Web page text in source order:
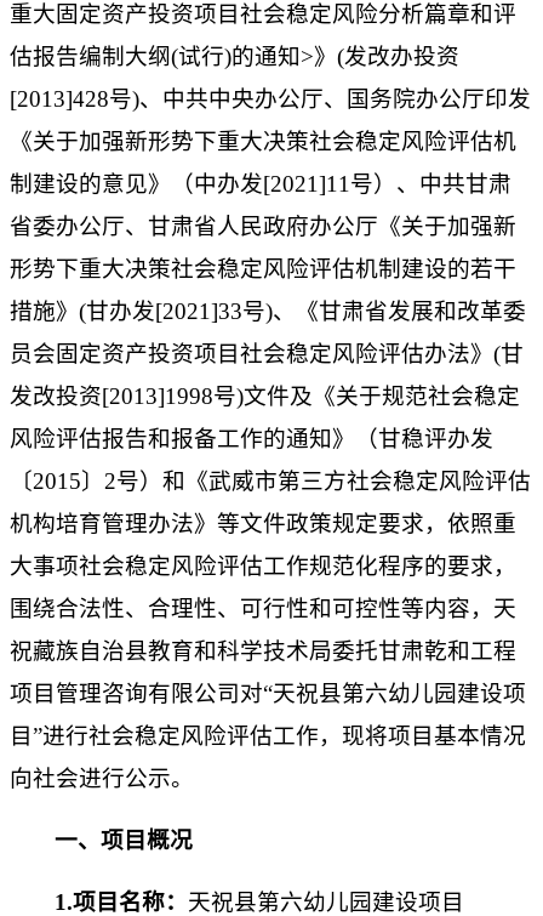
重大固定资产投资项目社会稳定风险分析篇章和评
估报告编制大纲(试行)的通知>》(发改办投资
[2013]428号)、 中共中央办公厅、国务院办公厅印发
《关于加强新形势下重大决策社会稳定风险评估机
制建设的意见》（中办发[2021]11号）、 中共甘肃
省委办公厅、甘肃省人民政府办公厅《关于加强新
形势下重大决策社会稳定风险评估机制建设的若干
措施》 (甘办发[2021]33号)、《甘肃省发展和改革委
员会固定资产投资项目社会稳定风险评估办法》(甘
发改投资[2013]1998号)文件及《关于规范社会稳定
风险评估报告和报备工作的通知》（甘稳评办发
〔2015〕2号）和《武威市第三方社会稳定风险评估
机构培育管理办法》等文件政策规定要求，依照重
大事项社会稳定风险评估工作规范化程序的要求，
围绕合法性、合理性、可行性和可控性等内容， 天
祝藏族自治县教育和科学技术局委托甘肃乾和工程
项目管理咨询有限公司对“天祝县第六幼儿园建设项
目”进行社会稳定风险评估工作，现将项目基本情况
向社会进行公示。
一、项目概况
1.项目名称： 天祝县第六幼儿园建设项目